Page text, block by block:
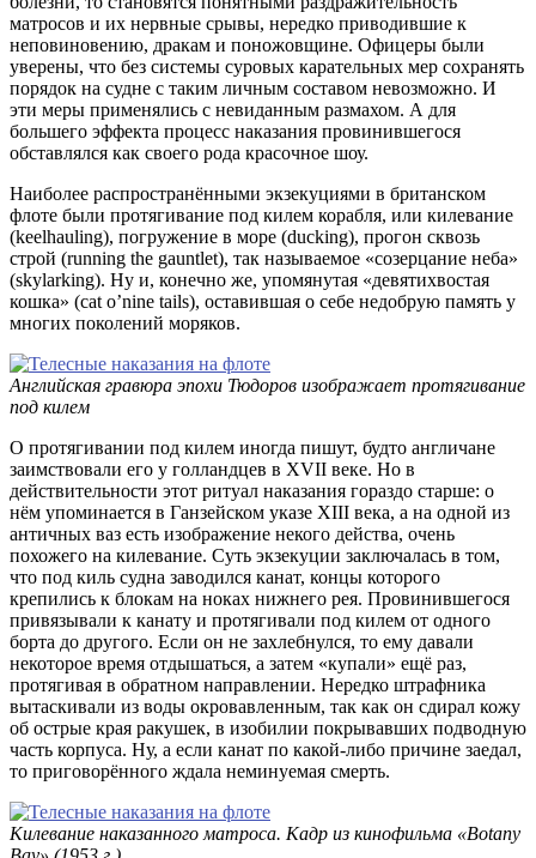
матросов и их нервные срывы, нередко приводившие к
неповиновению, дракам и поножовщине. Офицеры были
уверены, что без системы суровых карательных мер сохранять
порядок на судне с таким личным составом невозможно. И
эти меры применялись с невиданным размахом. А для
большего эффекта процесс наказания провинившегося
обставлялся как своего рода красочное шоу.
Наиболее распространёнными экзекуциями в британском
флоте были протягивание под килем корабля, или килевание
(keelhauling), погружение в море (ducking), прогон сквозь
строй (running the gauntlet), так называемое «созерцание неба»
(skylarking). Ну и, конечно же, упомянутая «девятихвостая
кошка» (cat o’nine tails), оставившая о себе недобрую память у
многих поколений моряков.
Английская гравюра эпохи Тюдоров изображает протягивание
под килем
О протягивании под килем иногда пишут, будто англичане
заимствовали его у голландцев в XVII веке. Но в
действительности этот ритуал наказания гораздо старше: о
нём упоминается в Ганзейском указе XIII века, а на одной из
античных ваз есть изображение некого действа, очень
похожего на килевание. Суть экзекуции заключалась в том,
что под киль судна заводился канат, концы которого
крепились к блокам на ноках нижнего рея. Провинившегося
привязывали к канату и протягивали под килем от одного
борта до другого. Если он не захлебнулся, то ему давали
некоторое время отдышаться, а затем «купали» ещё раз,
протягивая в обратном направлении. Нередко штрафника
вытаскивали из воды окровавленным, так как он сдирал кожу
об острые края ракушек, в изобилии покрывавших подводную
часть корпуса. Ну, а если канат по какой-либо причине заедал,
то приговорённого ждала неминуемая смерть.
Килевание наказанного матроса. Кадр из кинофильма «Botany